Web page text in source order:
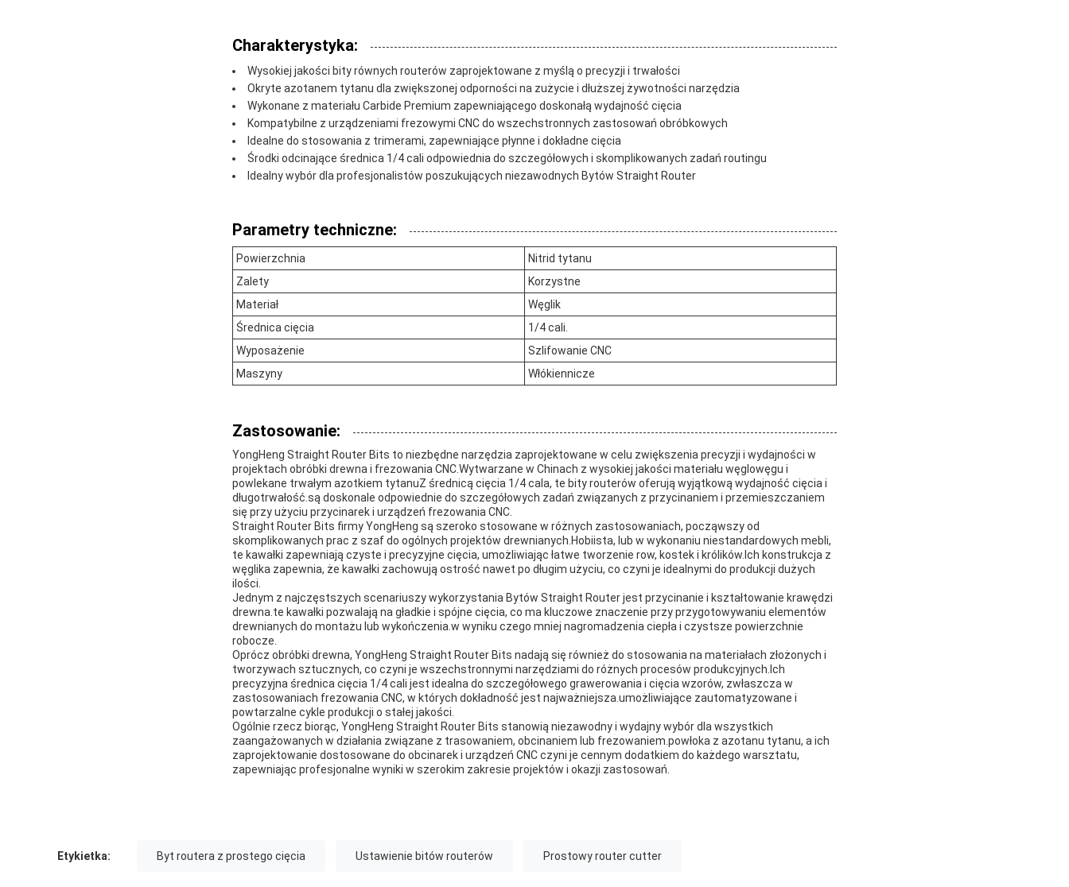
Charakterystyka:
Wysokiej jakości bity równych routerów zaprojektowane z myślą o precyzji i trwałości
Okryte azotanem tytanu dla zwiększonej odporności na zużycie i dłuższej żywotności narzędzia
Wykonane z materiału Carbide Premium zapewniającego doskonałą wydajność cięcia
Kompatybilne z urządzeniami frezowymi CNC do wszechstronnych zastosowań obróbkowych
Idealne do stosowania z trimerami, zapewniające płynne i dokładne cięcia
Środki odcinające średnica 1/4 cali odpowiednia do szczegółowych i skomplikowanych zadań routingu
Idealny wybór dla profesjonalistów poszukujących niezawodnych Bytów Straight Router
Parametry techniczne:
Powierzchnia
Nitrid tytanu
Zalety
Korzystne
Materiał
Węglik
Średnica cięcia
1/4 cali.
Wyposażenie
Szlifowanie CNC
Maszyny
Włókiennicze
Zastosowanie:
YongHeng Straight Router Bits to niezbędne narzędzia zaprojektowane w celu zwiększenia precyzji i wydajności w
projektach obróbki drewna i frezowania CNC.Wytwarzane w Chinach z wysokiej jakości materiału węglowęgu i
powlekane trwałym azotkiem tytanuZ średnicą cięcia 1/4 cala, te bity routerów oferują wyjątkową wydajność cięcia i
długotrwałość.są doskonale odpowiednie do szczegółowych zadań związanych z przycinaniem i przemieszczaniem
się przy użyciu przycinarek i urządzeń frezowania CNC.
Straight Router Bits firmy YongHeng są szeroko stosowane w różnych zastosowaniach, począwszy od
skomplikowanych prac z szaf do ogólnych projektów drewnianych.Hobiista, lub w wykonaniu niestandardowych mebli,
te kawałki zapewniają czyste i precyzyjne cięcia, umożliwiając łatwe tworzenie row, kostek i królików.Ich konstrukcja z
węglika zapewnia, że kawałki zachowują ostrość nawet po długim użyciu, co czyni je idealnymi do produkcji dużych
ilości.
Jednym z najczęstszych scenariuszy wykorzystania Bytów Straight Router jest przycinanie i kształtowanie krawędzi
drewna.te kawałki pozwalają na gładkie i spójne cięcia, co ma kluczowe znaczenie przy przygotowywaniu elementów
drewnianych do montażu lub wykończenia.w wyniku czego mniej nagromadzenia ciepła i czystsze powierzchnie
robocze.
Oprócz obróbki drewna, YongHeng Straight Router Bits nadają się również do stosowania na materiałach złożonych i
tworzywach sztucznych, co czyni je wszechstronnymi narzędziami do różnych procesów produkcyjnych.Ich
precyzyjna średnica cięcia 1/4 cali jest idealna do szczegółowego grawerowania i cięcia wzorów, zwłaszcza w
zastosowaniach frezowania CNC, w których dokładność jest najważniejsza.umożliwiające zautomatyzowane i
powtarzalne cykle produkcji o stałej jakości.
Ogólnie rzecz biorąc, YongHeng Straight Router Bits stanowią niezawodny i wydajny wybór dla wszystkich
zaangażowanych w działania związane z trasowaniem, obcinaniem lub frezowaniem.powłoka z azotanu tytanu, a ich
zaprojektowanie dostosowane do obcinarek i urządzeń CNC czyni je cennym dodatkiem do każdego warsztatu,
zapewniając profesjonalne wyniki w szerokim zakresie projektów i okazji zastosowań.
Etykietka: Byt routera z prostego cięcia Ustawienie bitów routerów Prostowy router cutter